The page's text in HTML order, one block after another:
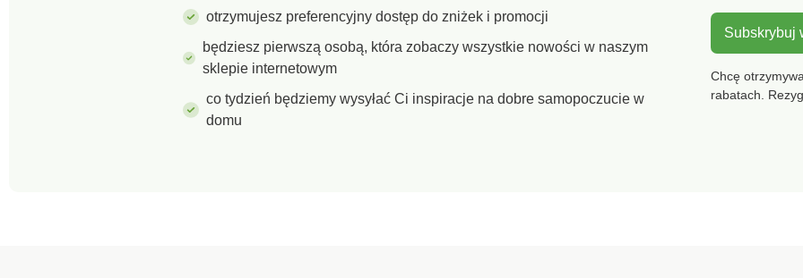
otrzymujesz preferencyjny dostęp do zniżek i promocji
będziesz pierwszą osobą, która zobaczy wszystkie nowości w naszym
sklepie internetowym
co tydzień będziemy wysyłać Ci inspiracje na dobre samopoczucie w
domu
Subskrybuj
Chcę
rabatach.